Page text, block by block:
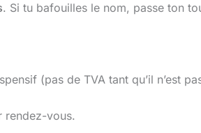
. Si tu bafouilles le nom, passe ton
(pas de TVA tant qu’il n’est
rendez-vous.